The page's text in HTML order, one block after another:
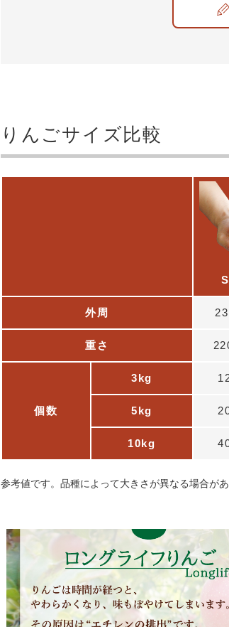
りんごサイズ比較
外周
重さ
個数
3kg
5kg
10kg
参考値です。品種によって大きさが異なる場合があ